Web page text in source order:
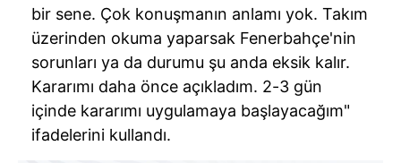
bir sene. Çok konuşmanın anlamı yok. Takım
üzerinden okuma yaparsak Fenerbahçe'nin
sorunları ya da durumu şu anda eksik kalır.
Kararımı daha önce açıkladım. 2-3 gün
içinde kararımı uygulamaya başlayacağım"
ifadelerini kullandı.